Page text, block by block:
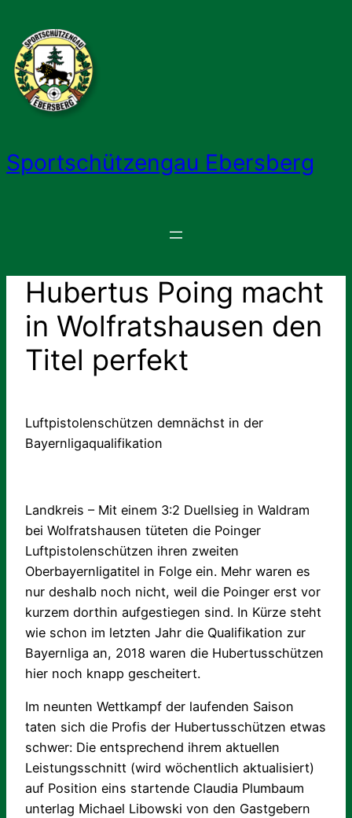
Inhalt
springen
Sportschützengau Ebersberg
Hubertus Poing macht
in Wolfratshausen den
Titel perfekt
Luftpistolenschützen demnächst in der
Bayernligaqualifikation
Landkreis – Mit einem 3:2 Duellsieg in Waldram
bei Wolfratshausen tüteten die Poinger
Luftpistolenschützen ihren zweiten
Oberbayernligatitel in Folge ein. Mehr waren es
nur deshalb noch nicht, weil die Poinger erst vor
kurzem dorthin aufgestiegen sind. In Kürze steht
wie schon im letzten Jahr die Qualifikation zur
Bayernliga an, 2018 waren die Hubertusschützen
hier noch knapp gescheitert.
Im neunten Wettkampf der laufenden Saison
taten sich die Profis der Hubertusschützen etwas
schwer: Die entsprechend ihrem aktuellen
Leistungsschnitt (wird wöchentlich aktualisiert)
auf Position eins startende Claudia Plumbaum
unterlag Michael Libowski von den Gastgebern